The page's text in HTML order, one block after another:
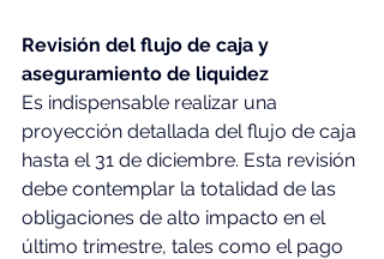
Revisión del flujo de caja y
aseguramiento de liquidez
Es indispensable realizar una
proyección detallada del flujo de caja
hasta el 31 de diciembre. Esta revisión
debe contemplar la totalidad de las
obligaciones de alto impacto en el
último trimestre, tales como el pago